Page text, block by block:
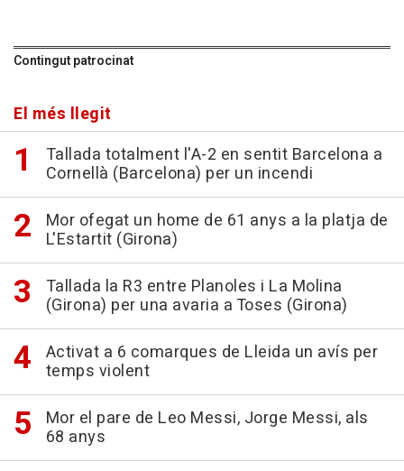
Contingut patrocinat
El més llegit
Tallada totalment l'A-2 en sentit Barcelona a
Cornellà (Barcelona) per un incendi
Mor ofegat un home de 61 anys a la platja de
L'Estartit (Girona)
Tallada la R3 entre Planoles i La Molina
(Girona) per una avaria a Toses (Girona)
Activat a 6 comarques de Lleida un avís per
temps violent
Mor el pare de Leo Messi, Jorge Messi, als
68 anys